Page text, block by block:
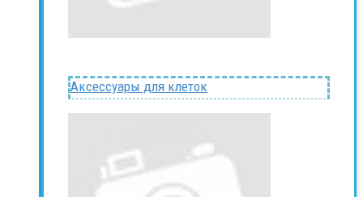
Аксессуары для клеток